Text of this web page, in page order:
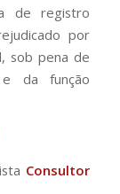
de registro
por
sob pena de
e da função
Consultor